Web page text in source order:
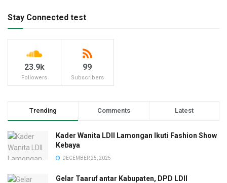
Stay Connected test
23.9k
Followers
99
Subscribers
Trending Comments Latest
Kader Wanita LDII Lamongan Ikuti Fashion Show
Kebaya
DECEMBER 25, 2025
Gelar Taaruf antar Kabupaten, DPD LDII